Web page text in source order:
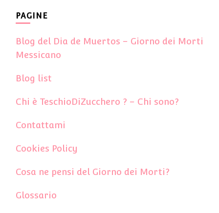
PAGINE
Blog del Dia de Muertos – Giorno dei Morti
Messicano
Blog list
Chi è TeschioDiZucchero ? – Chi sono?
Contattami
Cookies Policy
Cosa ne pensi del Giorno dei Morti?
Glossario